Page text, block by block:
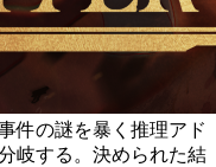
件の謎を暴く推理アド
岐する。決められた結